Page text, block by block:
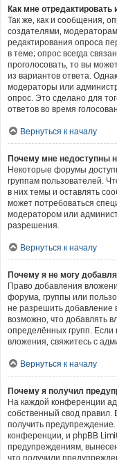
Как мне отредактировать
Так же, как и сообщения,
создателями,
редактирования опроса
в теме; опрос всегда
проголосовать, то вы
из вариантов ответа.
модераторы или
опрос. Это сделано для
ответов во время
Вернуться к началу
Почему мне недоступны
Некоторые форумы
группам пользователей.
в них темы и оставлять
может потребоваться
модератором или
разрешения.
Вернуться к началу
Почему я не могу
Право добавления
форума, группы или
не разрешить добавление
возможно, что добавлять
определённых групп.
вложения, свяжитесь с
Вернуться к началу
Почему я получил
На каждой конференции
собственный свод
получить
конференции, и phpBB
предупреждениям,
что получили